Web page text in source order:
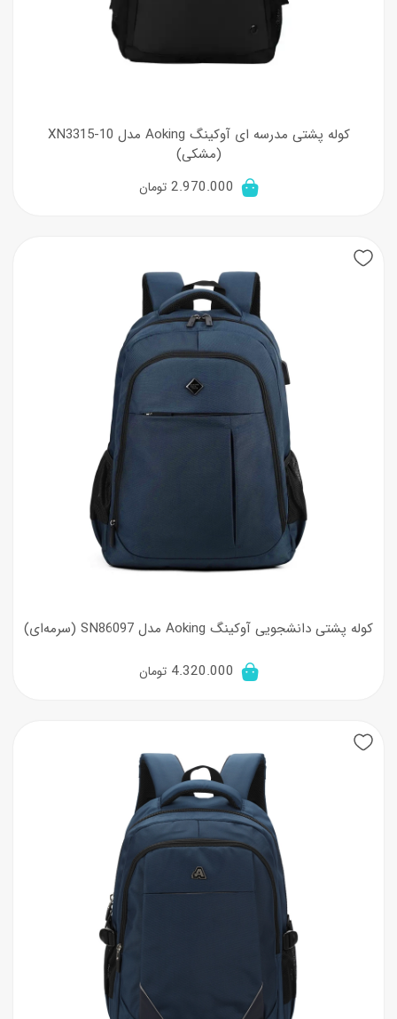
کوله پشتی مدرسه ای آوکینگ Aoking مدل XN3315-10
(مشکی)
2.970.000 تومان
کوله پشتی دانشجویی آوکینگ Aoking مدل SN86097 (سرمه‌ای)
4.320.000 تومان